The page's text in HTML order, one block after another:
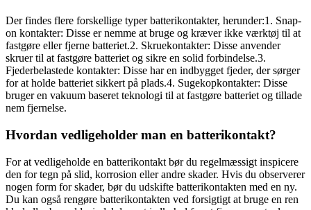
Der findes flere forskellige typer batterikontakter, herunder:1. Snap-
on kontakter: Disse er nemme at bruge og kræver ikke værktøj til at
fastgøre eller fjerne batteriet.2. Skruekontakter: Disse anvender
skruer til at fastgøre batteriet og sikre en solid forbindelse.3.
Fjederbelastede kontakter: Disse har en indbygget fjeder, der sørger
for at holde batteriet sikkert på plads.4. Sugekopkontakter: Disse
bruger en vakuum baseret teknologi til at fastgøre batteriet og tillade
nem fjernelse.
Hvordan vedligeholder man en batterikontakt?
For at vedligeholde en batterikontakt bør du regelmæssigt inspicere
den for tegn på slid, korrosion eller andre skader. Hvis du observerer
nogen form for skader, bør du udskifte batterikontakten med en ny.
Du kan også rengøre batterikontakten ved forsigtigt at bruge en ren